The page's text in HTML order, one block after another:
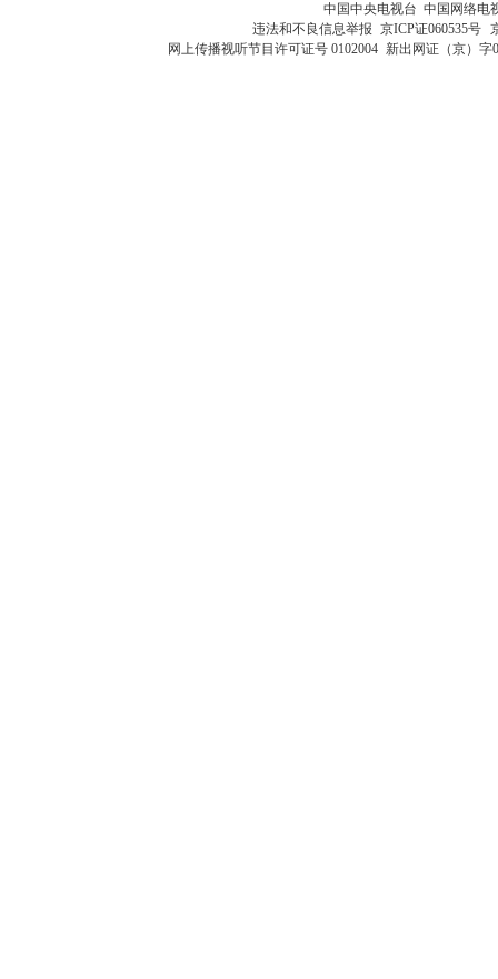
中国中央电视台 中国网络电
违法和不良信息举报 京ICP证060535号
网上传播视听节目许可证号 0102004 新出网证（京）